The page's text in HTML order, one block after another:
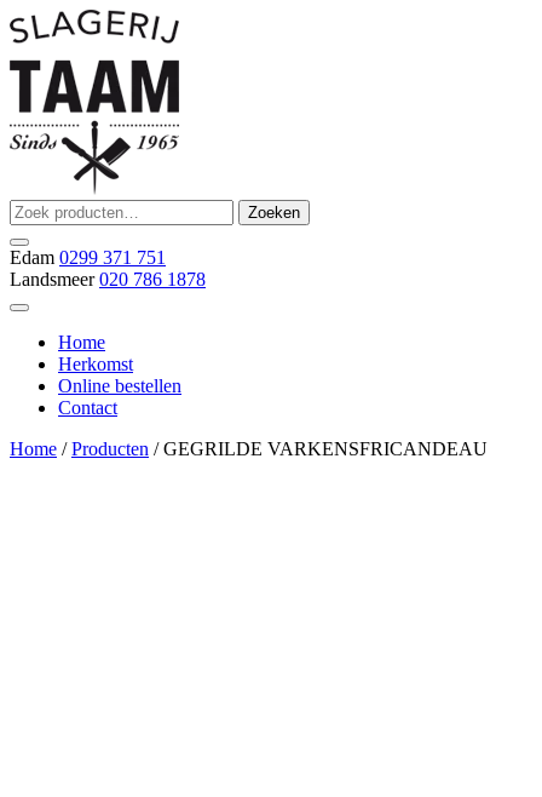
Ga
naar
de
inhoud
Slagerij Taam
slager
Zoeken
naar:
Zoeken
Edam 0299 371 751
Landsmeer 020 786 1878
Home
Herkomst
Online bestellen
Contact
Home /Producten / GEGRILDE VARKENSFRICANDEAU